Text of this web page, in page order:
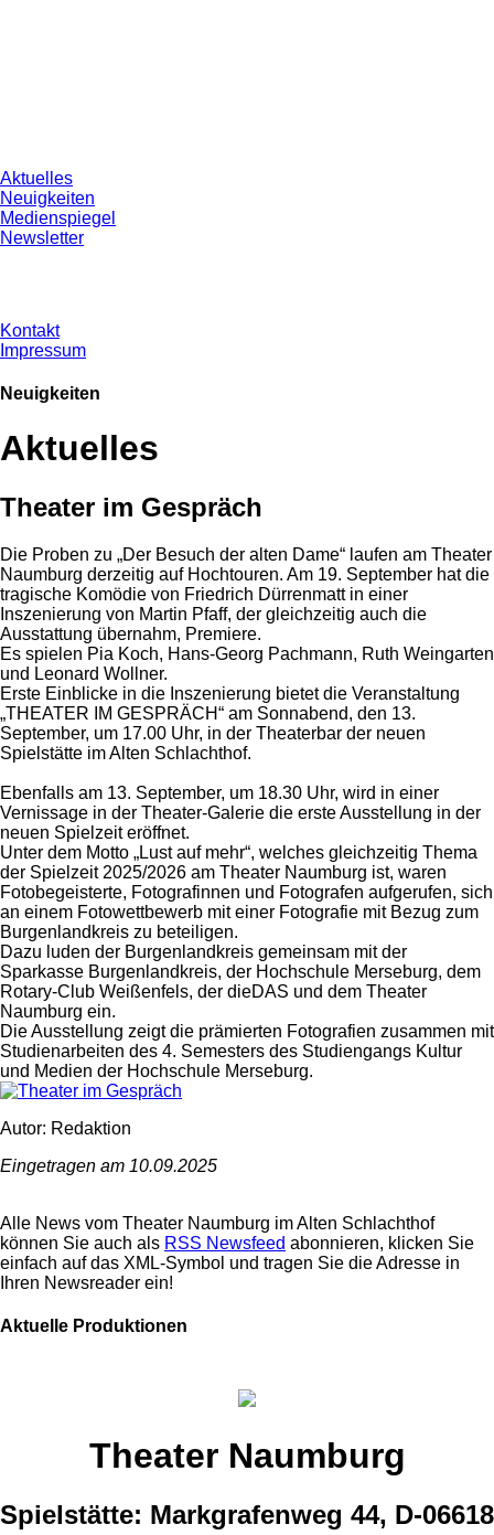
Aktuelles
Neuigkeiten
Medienspiegel
Newsletter
Kontakt
Impressum
Neuigkeiten
Aktuelles
Theater im Gespräch
Die Proben zu „Der Besuch der alten Dame“ laufen am Theater
Naumburg derzeitig auf Hochtouren. Am 19. September hat die
tragische Komödie von Friedrich Dürrenmatt in einer
Inszenierung von Martin Pfaff, der gleichzeitig auch die
Ausstattung übernahm, Premiere.
Es spielen Pia Koch, Hans-Georg Pachmann, Ruth Weingarten
und Leonard Wollner.
Erste Einblicke in die Inszenierung bietet die Veranstaltung
„THEATER IM GESPRÄCH“ am Sonnabend, den 13.
September, um 17.00 Uhr, in der Theaterbar der neuen
Spielstätte im Alten Schlachthof.
Ebenfalls am 13. September, um 18.30 Uhr, wird in einer
Vernissage in der Theater-Galerie die erste Ausstellung in der
neuen Spielzeit eröffnet.
Unter dem Motto „Lust auf mehr“, welches gleichzeitig Thema
der Spielzeit 2025/2026 am Theater Naumburg ist, waren
Fotobegeisterte, Fotografinnen und Fotografen aufgerufen, sich
an einem Fotowettbewerb mit einer Fotografie mit Bezug zum
Burgenlandkreis zu beteiligen.
Dazu luden der Burgenlandkreis gemeinsam mit der
Sparkasse Burgenlandkreis, der Hochschule Merseburg, dem
Rotary-Club Weißenfels, der dieDAS und dem Theater
Naumburg ein.
Die Ausstellung zeigt die prämierten Fotografien zusammen mit
Studienarbeiten des 4. Semesters des Studiengangs Kultur
und Medien der Hochschule Merseburg.
Autor: Redaktion
Eingetragen am 10.09.2025
Alle News vom Theater Naumburg im Alten Schlachthof
können Sie auch als RSS Newsfeed abonnieren, klicken Sie
einfach auf das XML-Symbol und tragen Sie die Adresse in
Ihren Newsreader ein!
Aktuelle Produktionen
Theater Naumburg
Spielstätte: Markgrafenweg 44, D-06618